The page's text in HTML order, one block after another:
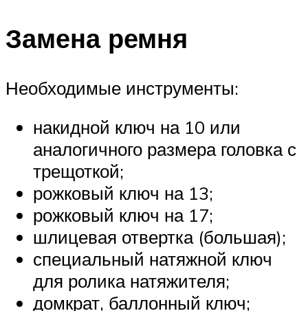
Замена ремня
Необходимые инструменты:
накидной ключ на 10 или
аналогичного размера головка с
трещоткой;
рожковый ключ на 13;
рожковый ключ на 17;
шлицевая отвертка (большая);
специальный натяжной ключ
для ролика натяжителя;
домкрат, баллонный ключ;